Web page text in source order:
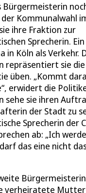
Bürgermeisterin
der Kommunalwahl
ihre Fraktion zur
Sprecherin.
in Köln als Verkehr.
repräsentiert sie
üben. „Kommt
erwidert die
sehe sie ihren
der Stadt zu
Sprecherin der
ab: „Ich
das eine nicht
verheiratete Mutter